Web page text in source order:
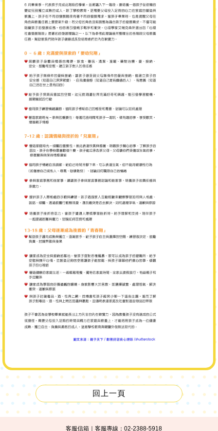
回上一頁
客服信箱 ｜客服專線：02-2388-5918